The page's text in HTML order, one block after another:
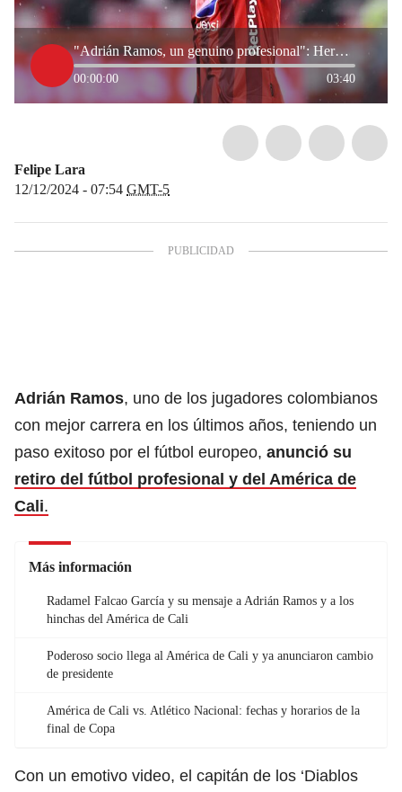
"Adrián Ramos, un genuino profesional": Hernán Peláez y Martín De Francisco
00:00:00 03:40
Felipe Lara
12/12/2024 - 07:54 GMT-5
Adrián Ramos, uno de los jugadores colombianos
con mejor carrera en los últimos años, teniendo un
paso exitoso por el fútbol europeo, anunció su
retiro del fútbol profesional y del América de
Cali.
Más información
Radamel Falcao García y su mensaje a Adrián Ramos y a los
hinchas del América de Cali
Poderoso socio llega al América de Cali y ya anunciaron cambio
de presidente
América de Cali vs. Atlético Nacional: fechas y horarios de la
final de Copa
Con un emotivo video, el capitán de los ‘Diablos